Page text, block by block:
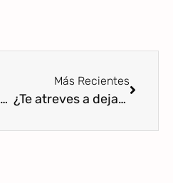
La educación basada en premios y castigos: un obstáculo para el desarrollo de la autorregulación
Más Recientes
¿Te atreves a dejar de controlar a tus hijos? El miedo a criar sin premios ni castigos